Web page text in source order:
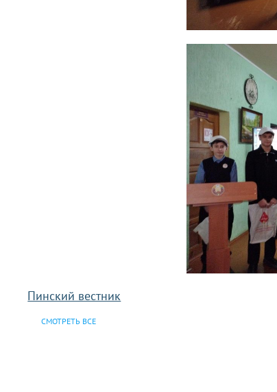
Пинский вестник
СМОТРЕТЬ ВСЕ